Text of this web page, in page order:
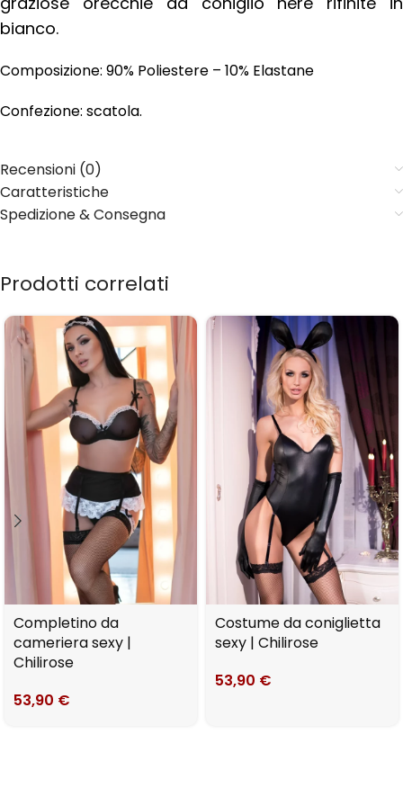
bianco.
Composizione: 90% Poliestere – 10% Elastane
Confezione: scatola.
Recensioni (0)
Caratteristiche
Spedizione & Consegna
Prodotti correlati
Completino da
cameriera sexy |
Chilirose
53,90 €
Costume da coniglietta
sexy | Chilirose
53,90 €